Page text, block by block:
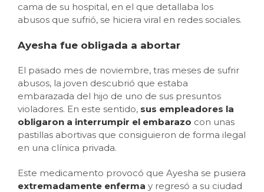
cama de su hospital, en el que detallaba los
abusos que sufrió, se hiciera viral en redes sociales.
Ayesha fue obligada a abortar
El pasado mes de noviembre, tras meses de sufrir
abusos, la joven descubrió que estaba
embarazada del hijo de uno de sus presuntos
violadores. En este sentido, sus empleadores la
obligaron a interrumpir el embarazo con unas
pastillas abortivas que consiguieron de forma ilegal
en una clínica privada.
Este medicamento provocó que Ayesha se pusiera
extremadamente enferma y regresó a su ciudad